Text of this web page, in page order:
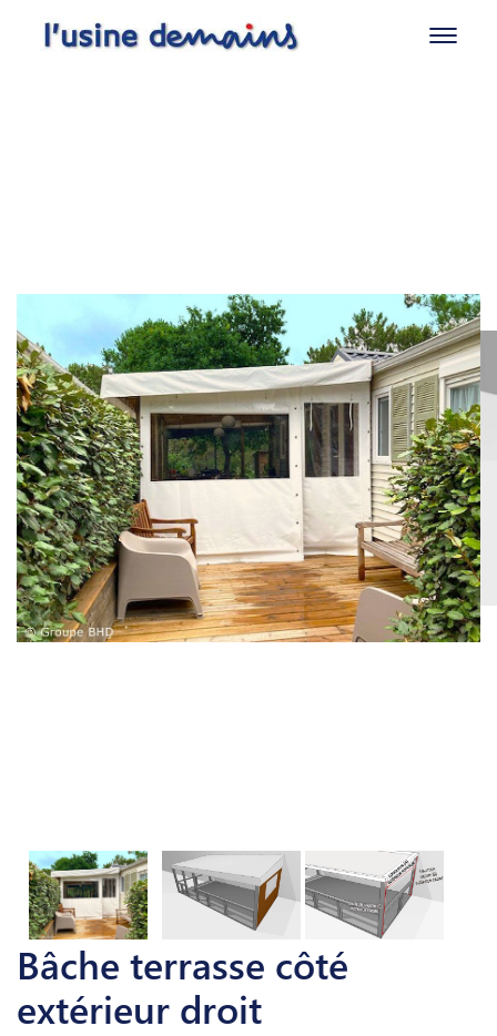
Bâche terrasse côté
extérieur droit